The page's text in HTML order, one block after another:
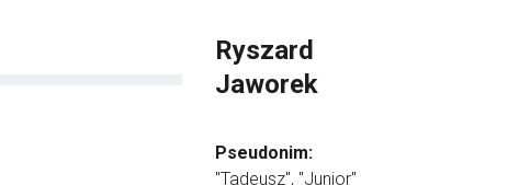
Ryszard
Jaworek
Pseudonim:
"Tadeusz", "Junior"